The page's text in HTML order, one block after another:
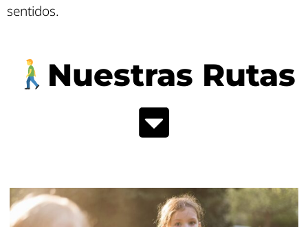
sentidos.
Nuestras Rutas